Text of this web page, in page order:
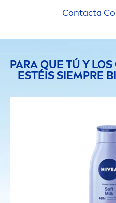
Contacta
PARA QUE TÚ Y
ESTÉIS SIEMPRE